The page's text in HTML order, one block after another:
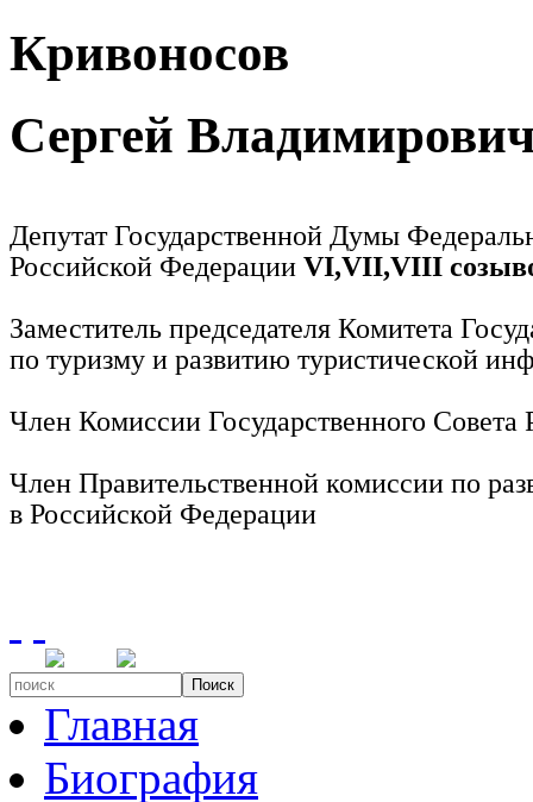
Кривоносов
Сергей
Депутат Государственной Думы
Российской Федерации VI,VII,VIII
Заместитель председателя Комитета
по туризму и развитию туристической
Член Комиссии Государственного
Член Правительственной комиссии по
в Российской Федерации
Поиск
Главная
Биография